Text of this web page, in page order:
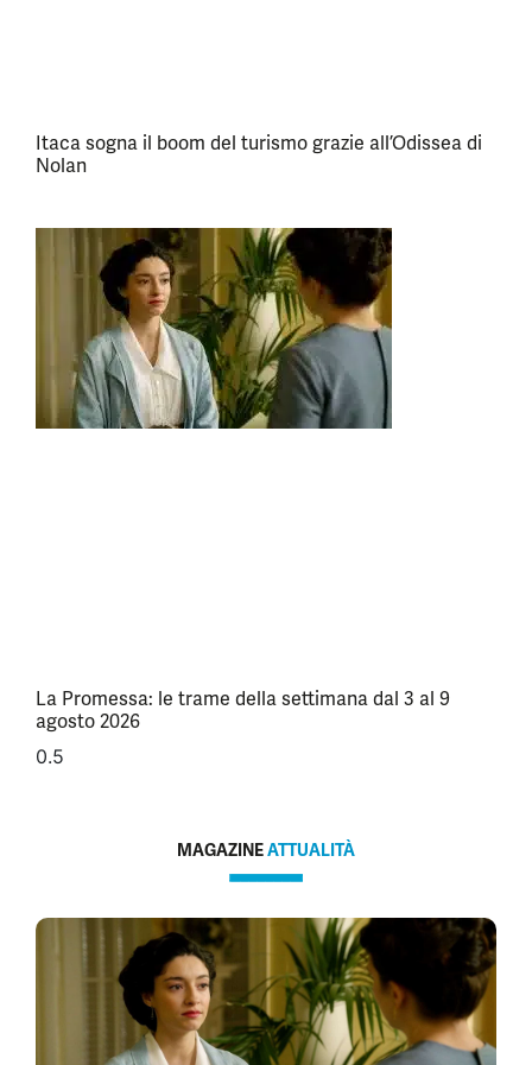
Itaca sogna il boom del turismo grazie all’Odissea di
Nolan
La Promessa: le trame della settimana dal 3 al 9
agosto 2026
MAGAZINEATTUALITÀ